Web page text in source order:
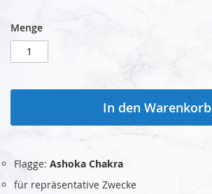
Menge
In den Warenkorb
Flagge: Ashoka Chakra
für repräsentative Zwecke